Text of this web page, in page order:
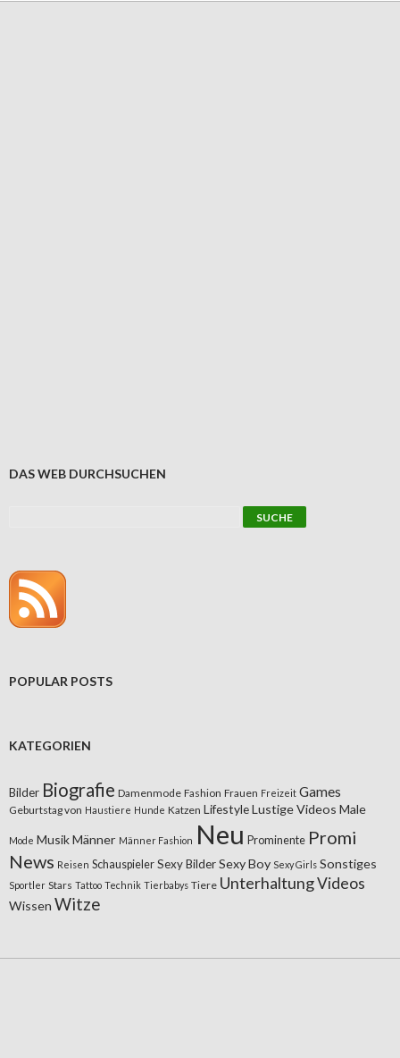
DAS WEB DURCHSUCHEN
POPULAR POSTS
KATEGORIEN
Bilder Biografie Damenmode Fashion Frauen Freizeit Games
Geburtstag von Haustiere Hunde Katzen LifestyleLustige Videos Male
Mode MusikMänner Männer Fashion Neu Prominente Promi
News Reisen Schauspieler Sexy BilderSexy Boy Sexy Girls Sonstiges
Sportler Stars Tattoo Technik Tierbabys Tiere UnterhaltungVideos
Wissen Witze